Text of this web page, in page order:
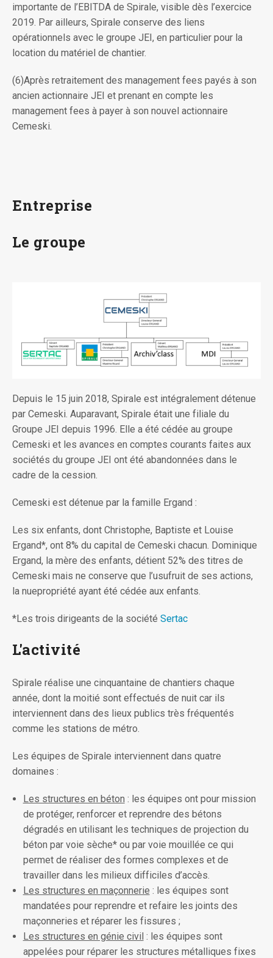
importante de l’EBITDA de Spirale, visible dès l’exercice
2019. Par ailleurs, Spirale conserve des liens
opérationnels avec le groupe JEI, en particulier pour la
location du matériel de chantier.
(6)Après retraitement des management fees payés à son
ancien actionnaire JEI et prenant en compte les
management fees à payer à son nouvel actionnaire
Cemeski.
Entreprise
Le groupe
Depuis le 15 juin 2018, Spirale est intégralement détenue
par Cemeski. Auparavant, Spirale était une filiale du
Groupe JEI depuis 1996. Elle a été cédée au groupe
Cemeski et les avances en comptes courants faites aux
sociétés du groupe JEI ont été abandonnées dans le
cadre de la cession.
Cemeski est détenue par la famille Ergand :
Les six enfants, dont Christophe, Baptiste et Louise
Ergand*, ont 8% du capital de Cemeski chacun. Dominique
Ergand, la mère des enfants, détient 52% des titres de
Cemeski mais ne conserve que l’usufruit de ses actions,
la nuepropriété ayant été cédée aux enfants.
*Les trois dirigeants de la société Sertac
L'activité
Spirale réalise une cinquantaine de chantiers chaque
année, dont la moitié sont effectués de nuit car ils
interviennent dans des lieux publics très fréquentés
comme les stations de métro.
Les équipes de Spirale interviennent dans quatre
domaines :
Les structures en béton : les équipes ont pour mission
de protéger, renforcer et reprendre des bétons
dégradés en utilisant les techniques de projection du
béton par voie sèche* ou par voie mouillée ce qui
permet de réaliser des formes complexes et de
travailler dans les milieux difficiles d’accès.
Les structures en maçonnerie : les équipes sont
mandatées pour reprendre et refaire les joints des
maçonneries et réparer les fissures ;
Les structures en génie civil : les équipes sont
appelées pour réparer les structures métalliques fixes